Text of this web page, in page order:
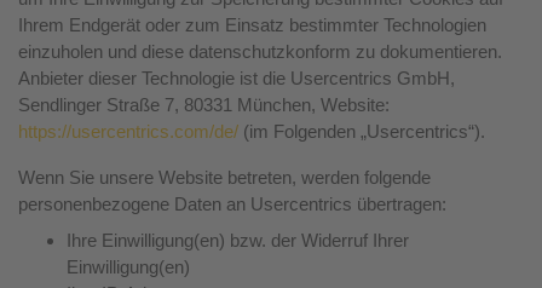
Ihrem Endgerät oder zum Einsatz bestimmter Technologien
einzuholen und diese datenschutzkonform zu dokumentieren.
Anbieter dieser Technologie ist die Usercentrics GmbH,
Sendlinger Straße 7, 80331 München, Website:
https://usercentrics.com/de/ (im Folgenden „Usercentrics“).
Wenn Sie unsere Website betreten, werden folgende
personenbezogene Daten an Usercentrics übertragen:
Ihre Einwilligung(en) bzw. der Widerruf Ihrer
Einwilligung(en)